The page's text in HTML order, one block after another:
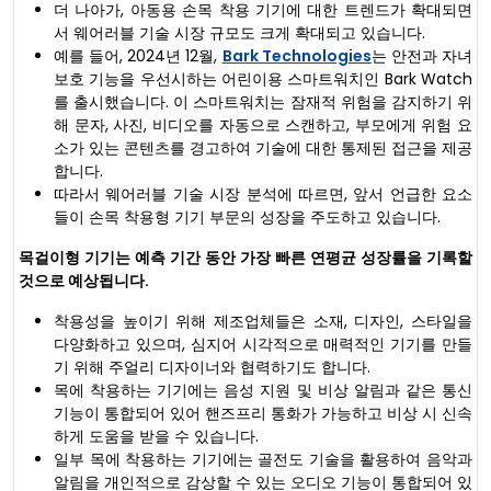
더 나아가, 아동용 손목 착용 기기에 대한 트렌드가 확대되면
서 웨어러블 기술 시장 규모도 크게 확대되고 있습니다.
예를 들어, 2024년 12월, Bark Technologies는 안전과 자녀
보호 기능을 우선시하는 어린이용 스마트워치인 Bark Watch
를 출시했습니다. 이 스마트워치는 잠재적 위험을 감지하기 위
해 문자, 사진, 비디오를 자동으로 스캔하고, 부모에게 위험 요
소가 있는 콘텐츠를 경고하여 기술에 대한 통제된 접근을 제공
합니다.
따라서 웨어러블 기술 시장 분석에 따르면, 앞서 언급한 요소
들이 손목 착용형 기기 부문의 성장을 주도하고 있습니다.
목걸이형 기기는 예측 기간 동안 가장 빠른 연평균 성장률을 기록할
것으로 예상됩니다.
착용성을 높이기 위해 제조업체들은 소재, 디자인, 스타일을
다양화하고 있으며, 심지어 시각적으로 매력적인 기기를 만들
기 위해 주얼리 디자이너와 협력하기도 합니다.
목에 착용하는 기기에는 음성 지원 및 비상 알림과 같은 통신
기능이 통합되어 있어 핸즈프리 통화가 가능하고 비상 시 신속
하게 도움을 받을 수 있습니다.
일부 목에 착용하는 기기에는 골전도 기술을 활용하여 음악과
알림을 개인적으로 감상할 수 있는 오디오 기능이 통합되어 있